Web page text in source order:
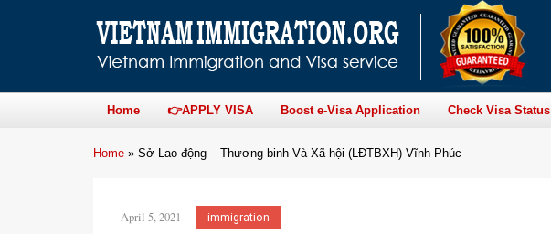
Home 👉APPLY VISA Boost e-Visa Application Check Visa Status
Home » Sở Lao động – Thương binh Và Xã hội (LĐTBXH) Vĩnh Phúc
April 5, 2021 immigration